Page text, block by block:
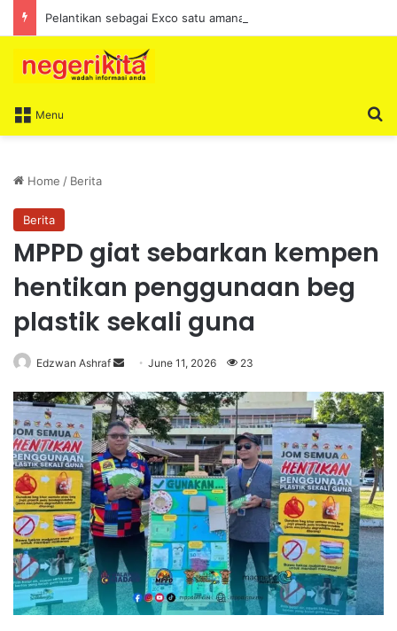
Menu
Home / Berita
Berita
MPPD giat sebarkan kempen
hentikan penggunaan beg
plastik sekali guna
Edzwan Ashraf
n
d
a
n
e
m
a
l
June 11, 2026 23